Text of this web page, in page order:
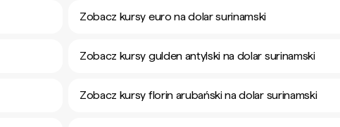
Zobacz kursy euro na dolar surinamski
Zobacz kursy gulden antylski na dolar surinamski
Zobacz kursy florin arubański na dolar surinamski